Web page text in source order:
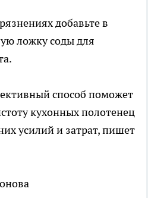
добавьте в
ложку соды для
способ поможет
кухонных полотенец
усилий и затрат, пишет